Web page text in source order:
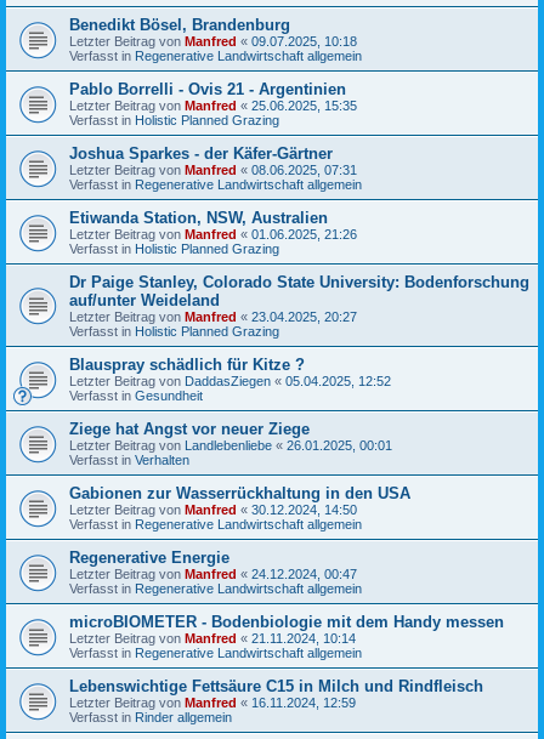
Benedikt Bösel, Brandenburg
Letzter Beitrag von Manfred « 09.07.2025, 10:18
Verfasst in Regenerative Landwirtschaft allgemein
Pablo Borrelli - Ovis 21 - Argentinien
Letzter Beitrag von Manfred « 25.06.2025, 15:35
Verfasst in Holistic Planned Grazing
Joshua Sparkes - der Käfer-Gärtner
Letzter Beitrag von Manfred « 08.06.2025, 07:31
Verfasst in Regenerative Landwirtschaft allgemein
Etiwanda Station, NSW, Australien
Letzter Beitrag von Manfred « 01.06.2025, 21:26
Verfasst in Holistic Planned Grazing
Dr Paige Stanley, Colorado State University: Bodenforschung
auf/unter Weideland
Letzter Beitrag von Manfred « 23.04.2025, 20:27
Verfasst in Holistic Planned Grazing
Blauspray schädlich für Kitze ?
Letzter Beitrag von DaddasZiegen « 05.04.2025, 12:52
Verfasst in Gesundheit
Ziege hat Angst vor neuer Ziege
Letzter Beitrag von Landlebenliebe « 26.01.2025, 00:01
Verfasst in Verhalten
Gabionen zur Wasserrückhaltung in den USA
Letzter Beitrag von Manfred « 30.12.2024, 14:50
Verfasst in Regenerative Landwirtschaft allgemein
Regenerative Energie
Letzter Beitrag von Manfred « 24.12.2024, 00:47
Verfasst in Regenerative Landwirtschaft allgemein
microBIOMETER - Bodenbiologie mit dem Handy messen
Letzter Beitrag von Manfred « 21.11.2024, 10:14
Verfasst in Regenerative Landwirtschaft allgemein
Lebenswichtige Fettsäure C15 in Milch und Rindfleisch
Letzter Beitrag von Manfred « 16.11.2024, 12:59
Verfasst in Rinder allgemein